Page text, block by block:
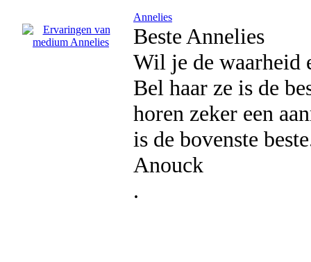
Annelies
Beste Annelies
Wil je de waarheid
Bel haar ze is de
horen zeker een
is de bovenste
Anouck
.